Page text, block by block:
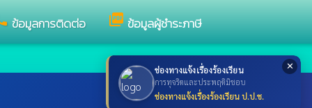
✕
ช่องทางแจ้งเรื่องร้องเรียน
การทุจริตและประพฤติมิชอบ
ช่องทางแจ้งเรื่องร้องเรียน ป.ป.ช.
ข้อมูลการติดต่อ picture_as_pdfข้อมูลผู้ชำระภาษี